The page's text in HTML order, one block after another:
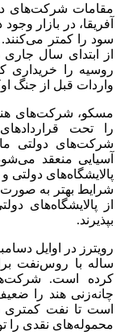
مقامات شرکت‌های
آفریقا، در بازار
سود را کمتر
از ابتدای سال
روسیه را خریداری
واردات قبل از جنگ
مسکو، شرکت‌های
را تحت
شرکت‌های دولتی
آسیایی منعقد
پالایشگاه‌های
شرایط بهتر به صورت
از پالایشگاه‌های
بپذیرند.
کرده است.
چانه‌زنی هند را
است تا نفت کمتری
محموله‌های نقدی را